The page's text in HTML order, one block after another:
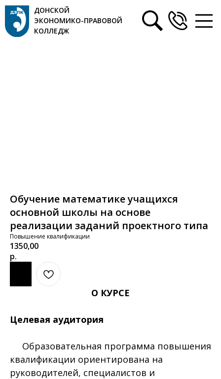
ДОНСКОЙ
ЭКОНОМИКО-ПРАВОВОЙ
КОЛЛЕДЖ
Обучение математике учащихся
основной школы на основе
реализации заданий проектного типа
Повышение квалификации
1350,00
р.
О КУРСЕ
Целевая аудитория
Образовательная программа повышения
квалификации ориентирована на
руководителей, специалистов и